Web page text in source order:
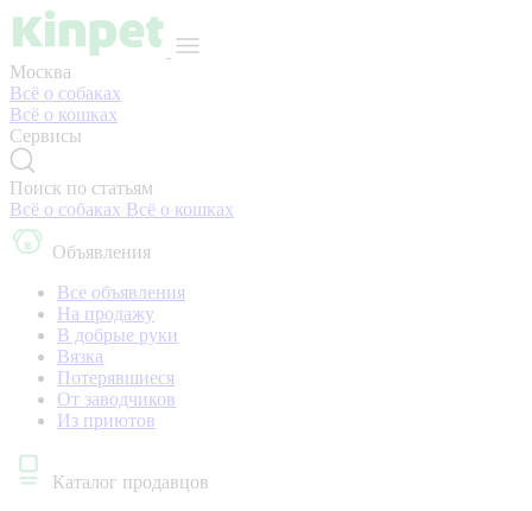
Москва
Всё о собаках
Всё о кошках
Сервисы
Поиск по статьям
Всё о собаках Всё о кошках
Объявления
Все объявления
На продажу
В добрые руки
Вязка
Потерявшиеся
От заводчиков
Из приютов
Каталог продавцов